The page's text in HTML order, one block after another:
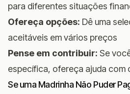
para diferentes situações
Ofereça opções: Dê uma
aceitáveis em vários preços
Pense em contribuir: Se
específica, ofereça ajuda com
Se uma Madrinha Não Puder